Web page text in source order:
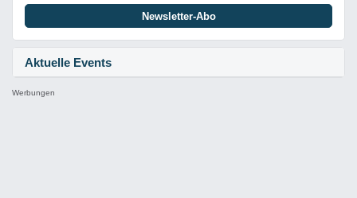
Aktuelle Events
Newsletter-Abo
Werbungen